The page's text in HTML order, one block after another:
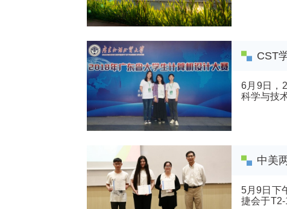
CST
6月9日，
科学与技
中美
5月9日下
捷会于